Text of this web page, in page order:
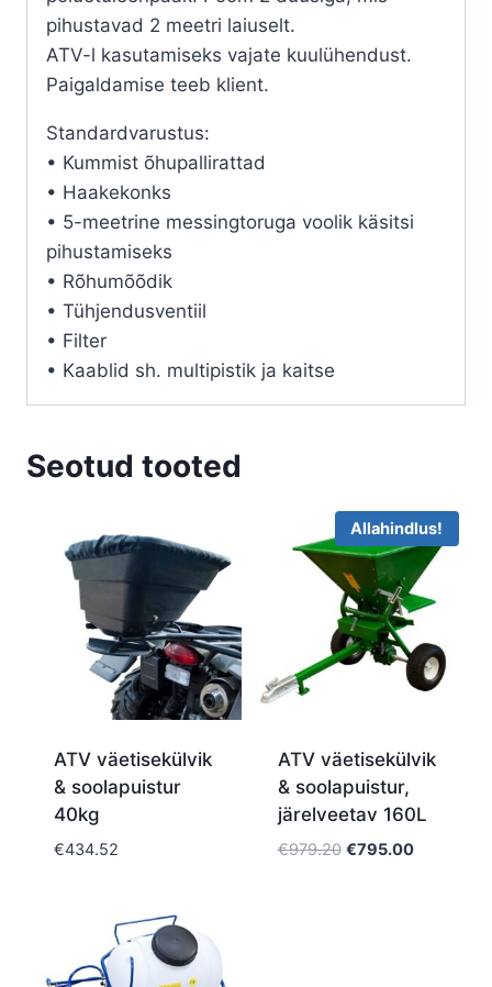
pihustavad 2 meetri laiuselt.
ATV-l kasutamiseks vajate kuulühendust.
Paigaldamise teeb klient.
Standardvarustus:
• Kummist õhupallirattad
• Haakekonks
• 5-meetrine messingtoruga voolik käsitsi
pihustamiseks
• Rõhumõõdik
• Tühjendusventiil
• Filter
• Kaablid sh. multipistik ja kaitse
Seotud tooted
ATV väetisekülvik
& soolapuistur
40kg
€434.52
Allahindlus!
ATV väetisekülvik
& soolapuistur,
järelveetav 160L
€979.20 Algne
€795.00Praegune